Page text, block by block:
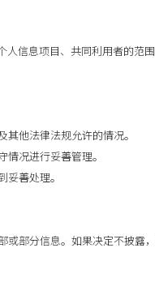
人信息项目、共同利用者的范
他法律法规允许的情况。
况进行妥善管理。
善处理。
或部分信息。如果决定不披露